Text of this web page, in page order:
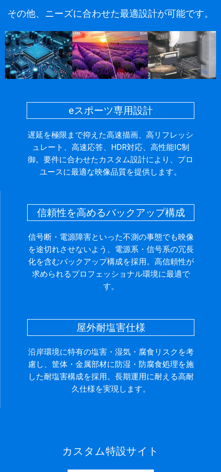
その他、ニーズに合わせた最適設計が可能です。
eスポーツ専用設計
遅延を極限まで抑えた高速描画、高リフレッシ
ュレート、高速応答、HDR対応、高性能IC制
御。要件に合わせたカスタム設計により、プロ
ユースに最適な映像品質を提供します。
信頼性を高めるバックアップ構成
信号断・電源障害といった不測の事態でも映像
を途切れさせないよう、電源系・信号系の冗長
化を含むバックアップ構成を採用。高信頼性が
求められるプロフェッショナル環境に最適で
す。
屋外耐塩害仕様
沿岸環境に特有の塩害・湿気・腐食リスクを考
慮し、筐体・金属部材に防湿・防腐食処理を施
した耐塩害構成を採用。長期運用に耐える高耐
久仕様を実現します。
カスタム特設サイト